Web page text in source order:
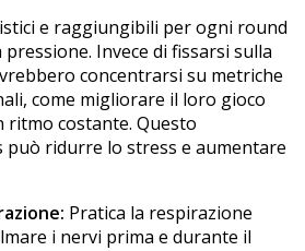
e raggiungibili per ogni round
Invece di fissarsi sulla
concentrarsi su metriche
come migliorare il loro gioco
costante. Questo
può ridurre lo stress e aumentare
Pratica la respirazione
i nervi prima e durante il